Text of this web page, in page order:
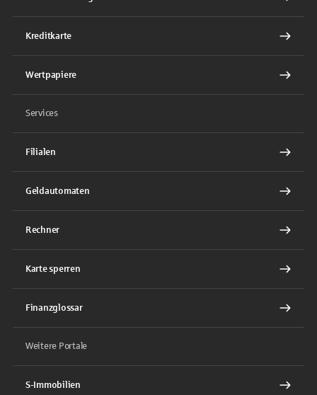
Kreditkarte
Wertpapiere
Services
Filialen
Geldautomaten
Rechner
Karte sperren
Finanzglossar
Weitere Portale
S-Immobilien